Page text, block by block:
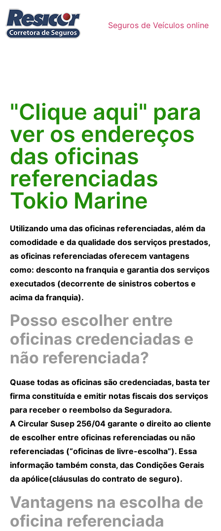
Seguros de Veículos online
"Clique aqui" para
ver os endereços
das oficinas
referenciadas
Tokio Marine
Utilizando uma das oficinas referenciadas, além da
comodidade e da qualidade dos serviços prestados,
as oficinas referenciadas oferecem vantagens
como: desconto na franquia e garantia dos serviços
executados (decorrente de sinistros cobertos e
acima da franquia).
Posso escolher entre
oficinas credenciadas e
não referenciada?
Quase todas as oficinas são credenciadas, basta ter
firma constituída e emitir notas fiscais dos serviços
para receber o reembolso da Seguradora.
A Circular Susep 256/04 garante o direito ao cliente
de escolher entre oficinas referenciadas ou não
referenciadas (“oficinas de livre-escolha”). Essa
informação também consta, das Condições Gerais
da apólice(cláusulas do contrato de seguro).
Vantagens na escolha de
oficina referenciada